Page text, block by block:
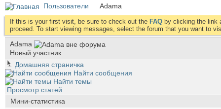
Пользователи Аdama
If this is your first visit, be sure to check out the FAQ by clicking the link
proceed. To start viewing messages, select the forum that you want to
Аdama
Новый участник
Домашняя страничка
Найти сообщения
Найти темы
Просмотр статей
Мини-статистика